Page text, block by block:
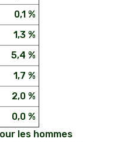
0,1 %
1,3 %
5,4 %
1,7 %
2,0 %
0,0 %
les hommes